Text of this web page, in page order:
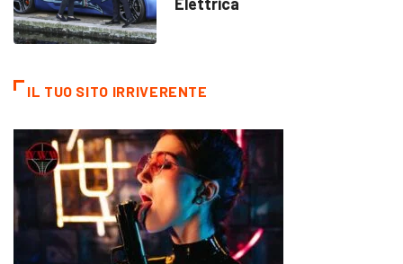
IL TUO SITO IRRIVERENTE